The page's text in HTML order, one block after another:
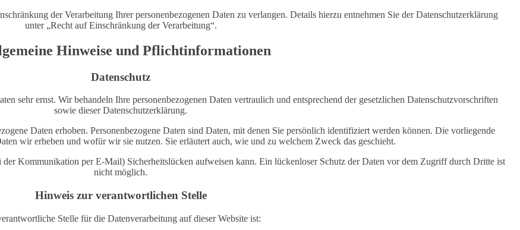
der Verarbeitung Ihrer personenbezogenen Daten zu verlangen. Details hierzu entnehmen Sie der Datenschutzerklärung
unter „Recht auf Einschränkung der Verarbeitung“.
Hinweise und Pflichtinformationen
Datenschutz
sehr ernst. Wir behandeln Ihre personenbezogenen Daten vertraulich und entsprechend der gesetzlichen Datenschutzvorschriften
sowie dieser Datenschutzerklärung.
Daten erhoben. Personenbezogene Daten sind Daten, mit denen Sie persönlich identifiziert werden können. Die vorliegende
wir erheben und wofür wir sie nutzen. Sie erläutert auch, wie und zu welchem Zweck das geschieht.
Kommunikation per E-Mail) Sicherheitslücken aufweisen kann. Ein lückenloser Schutz der Daten vor dem Zugriff durch Dritte ist
nicht möglich.
Hinweis zur verantwortlichen Stelle
Stelle für die Datenverarbeitung auf dieser Website ist: